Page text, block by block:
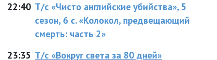
22:40 Т/с «Чисто английские убийства», 5
сезон, 6 с. «Колокол, предвещающий
смерть: часть 2»
23:35 Т/с «Вокруг света за 80 дней»